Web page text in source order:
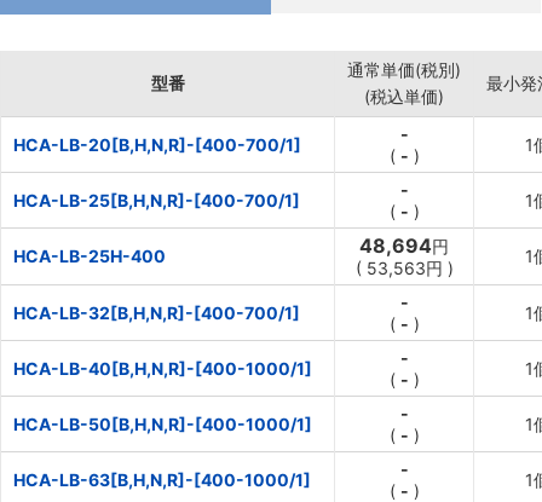
型番
通常単価(税別)
(税込単価)
最小発
HCA-LB-20[B,H,N,R]-[400-700/1]
-
( - )
1
HCA-LB-25[B,H,N,R]-[400-700/1]
-
( - )
1
HCA-LB-25H-400 48,694円
( 53,563円 )
1
HCA-LB-32[B,H,N,R]-[400-700/1]
-
( - )
1
HCA-LB-40[B,H,N,R]-[400-1000/1]
-
( - )
1
HCA-LB-50[B,H,N,R]-[400-1000/1]
-
( - )
1
HCA-LB-63[B,H,N,R]-[400-1000/1]
-
( - )
1